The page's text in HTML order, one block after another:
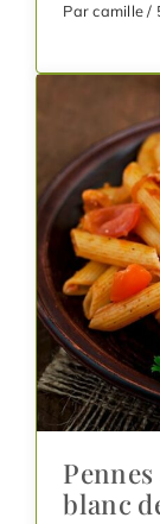
Par camille /
blanc